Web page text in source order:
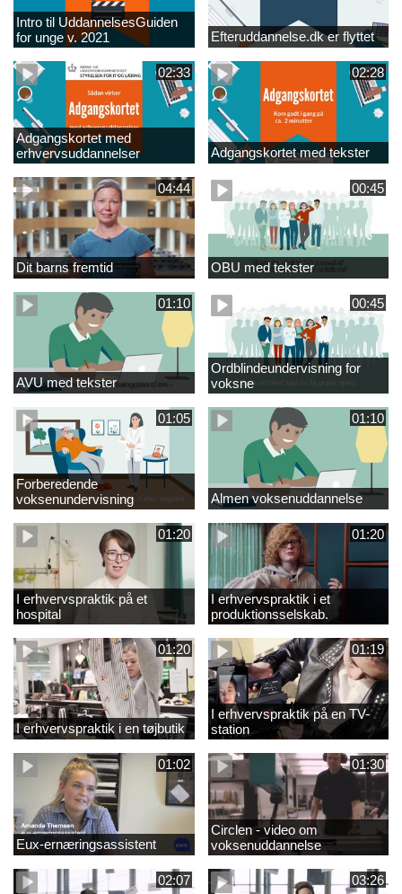
Intro til UddannelsesGuiden
for unge v. 2021
Efteruddannelse.dk er flyttet
02:33
Adgangskortet med
erhvervsuddannelser
02:28
Adgangskortet med tekster
04:44
Dit barns fremtid
00:45
OBU med tekster
01:10
AVU med tekster
00:45
Ordblindeundervisning for
voksne
01:05
Forberedende
voksenundervisning
01:10
Almen voksenuddannelse
01:20
I erhvervspraktik på et
hospital
01:20
I erhvervspraktik i et
produktionsselskab.
01:20
I erhvervspraktik i en tøjbutik
01:19
I erhvervspraktik på en TV-
station
01:02
Eux-ernæringsassistent
01:30
Circlen - video om
voksenuddannelse
02:07 03:26